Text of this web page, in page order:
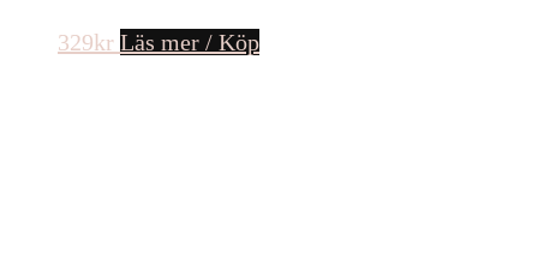
329kr Läs mer / Köp